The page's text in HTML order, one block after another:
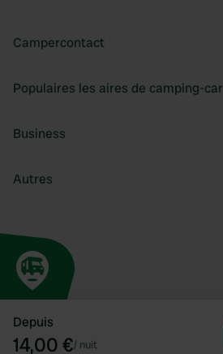
Depuis
14,00 €/ nuit
Campercontact
Populaires les aires de camping-car
Business
Autres